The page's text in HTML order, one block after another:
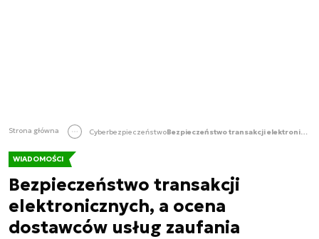
Strona główna Cyberbezpieczeństwo Bezpieczeństwo transakcji elektronicznych, a ocena dostawców usług zaufania
WIADOMOŚCI
Bezpieczeństwo transakcji
elektronicznych, a ocena
dostawców usług zaufania